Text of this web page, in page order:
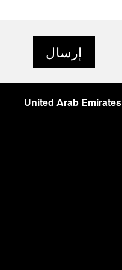
إرسال
United Arab Emirates